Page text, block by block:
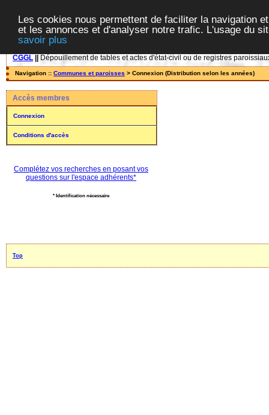
Les cookies nous permettent de faciliter la navigation
et les annonces et d'analyser notre trafic. L'usage du
savoir plus
CGGL Dépouillement de tables et actes d'état-civil ou de registres
Navigation :: Communes et paroisses > Connexion (Distribution selon les années)
Accès membres
Connexion
Conditions d'accès
Complétez vos recherches en posant vos
questions sur l'espace adhérents*
* Identification nécessaire
Top